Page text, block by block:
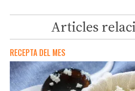
Articles
RECEPTA DEL MES